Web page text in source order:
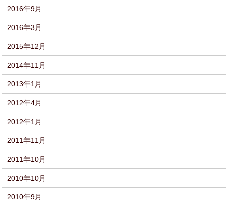
2016年9月
2016年3月
2015年12月
2014年11月
2013年1月
2012年4月
2012年1月
2011年11月
2011年10月
2010年10月
2010年9月